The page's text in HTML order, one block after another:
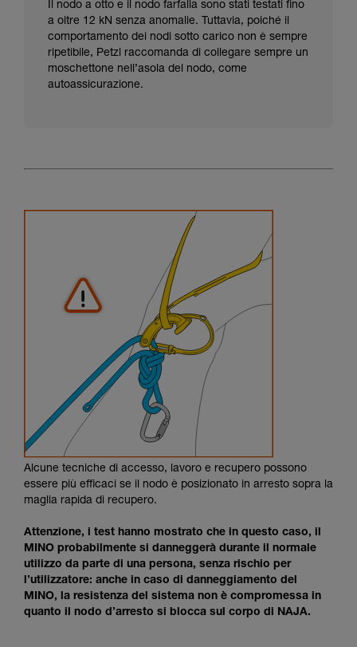
Il nodo a otto e il nodo farfalla sono stati testati fino
a oltre 12 kN senza anomalie. Tuttavia, poiché il
comportamento dei nodi sotto carico non è sempre
ripetibile, Petzl raccomanda di collegare sempre un
moschettone nell’asola del nodo, come
autoassicurazione.
Alcune tecniche di accesso, lavoro e recupero possono
essere più efficaci se il nodo è posizionato in arresto sopra la
maglia rapida di recupero.
Attenzione, i test hanno mostrato che in questo caso, il
MINO probabilmente si danneggerà durante il normale
utilizzo da parte di una persona, senza rischio per
l’utilizzatore: anche in caso di danneggiamento del
MINO, la resistenza del sistema non è compromessa in
quanto il nodo d’arresto si blocca sul corpo di NAJA.